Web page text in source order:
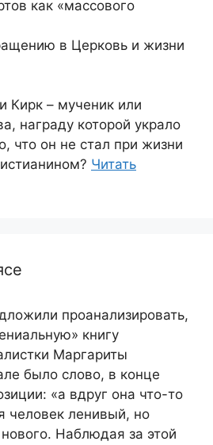
как «массового
в Церковь и жизни
Кирк – мученик или
награду которой украло
что он не стал при жизни
Читать
проанализировать,
книгу
Маргариты
было слово, в конце
«а вдруг она что-то
человек ленивый, но
Наблюдая за этой